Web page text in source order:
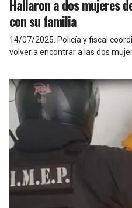
Hallaron a dos mujeres
con su familia
14/07/2025 Policía y fiscal
volver a encontrar a las dos